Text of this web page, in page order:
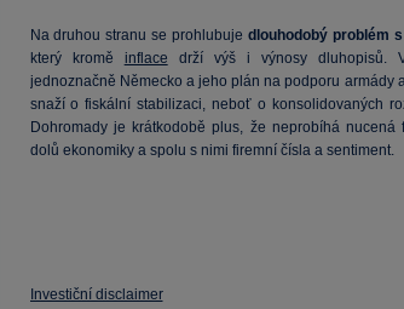
Na druhou stranu se prohlubujedlouhodobý problém
který kromě inflace drží výš i výnosy dluhopisů.
jednoznačně Německo a jeho plán na podporu armády
snaží o fiskální stabilizaci, neboť o konsolidovaných
Dohromady je krátkodobě plus, že neprobíhá
dolů ekonomiky a spolu s nimi firemní čísla a sentiment.
Investiční disclaimer